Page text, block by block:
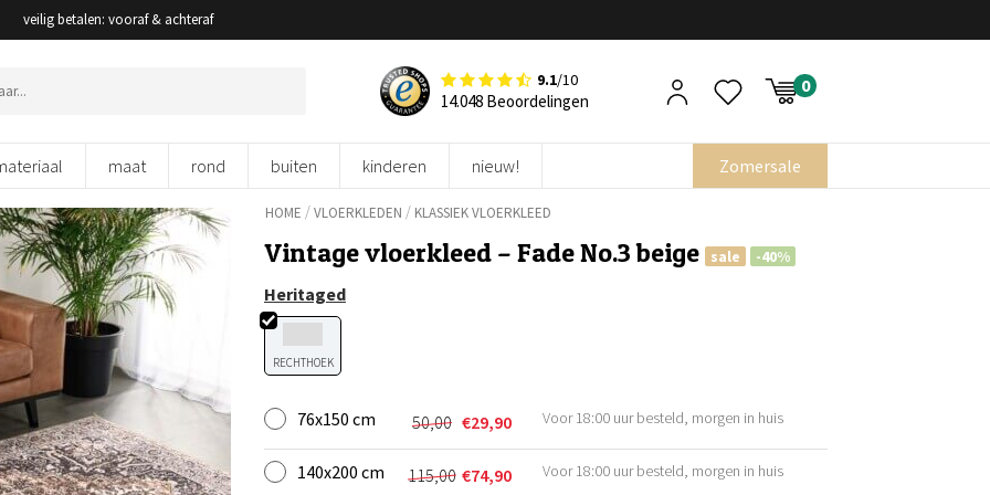
veilig betalen: vooraf & achteraf
9.1/10
14.048 Beoordelingen
maat rond buiten kinderen nieuw! Zomersale
HOME /VLOERKLEDEN / KLASSIEK VLOERKLEED
Vintage vloerkleed – Fade No.3 beige sale -40%
Heritaged
RECHTHOEK
76x150 cm 50,00
Oorspronkelijke
prijs
was:
€29,90
Huidige
prijs
is:
Voor 18:00 uur besteld, morgen in huis
140x200 cm 115,00
Oorspronkelijke
€74,90
Huidige Voor 18:00 uur besteld, morgen in huis